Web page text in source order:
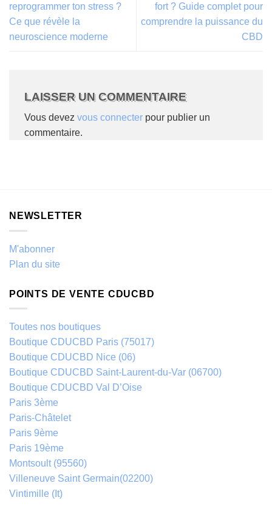
reprogrammer ton stress ?
Ce que révèle la
neuroscience moderne
fort ? Guide complet pour
comprendre la puissance du
CBD
LAISSER UN COMMENTAIRE
Vous devez vous connecter pour publier un
commentaire.
NEWSLETTER
M'abonner
Plan du site
POINTS DE VENTE CDUCBD
Toutes nos boutiques
Boutique CDUCBD Paris (75017)
Boutique CDUCBD Nice (06)
Boutique CDUCBD Saint-Laurent-du-Var (06700)
Boutique CDUCBD Val D’Oise
Paris 3ème
Paris-Châtelet
Paris 9ème
Paris 19ème
Montsoult (95560)
Villeneuve Saint Germain(02200)
Vintimille (It)